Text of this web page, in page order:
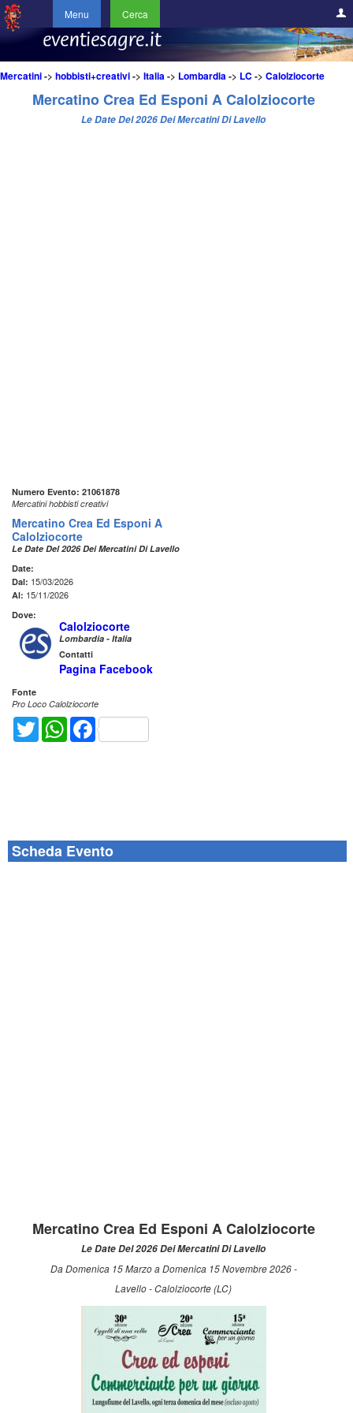
Menu Cerca
Mercatini-> hobbisti+creativi-> Italia-> Lombardia-> LC -> Calolziocorte
Mercatino Crea Ed Esponi A Calolziocorte
Le Date Del 2026 Dei Mercatini Di Lavello
Numero Evento: 21061878
Mercatini hobbisti creativi
Mercatino Crea Ed Esponi A
Calolziocorte
Le Date Del 2026 Dei Mercatini Di Lavello
Date:
Dal: 15/03/2026
Al: 15/11/2026
Dove:
Calolziocorte
Lombardia - Italia
Contatti
Pagina Facebook
Fonte
Pro Loco Calolziocorte
Twitter WhatsAppFacebook
Scheda Evento
Mercatino Crea Ed Esponi A Calolziocorte
Le Date Del 2026 Dei Mercatini Di Lavello
Da Domenica 15 Marzo a Domenica 15 Novembre 2026 -
Lavello - Calolziocorte (LC)